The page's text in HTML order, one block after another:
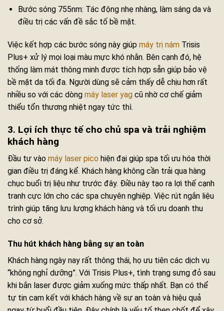
Bước sóng 755nm: Tác động nhẹ nhàng, làm sáng da và
điều trị các vấn đề sắc tố bề mặt.
Việc kết hợp các bước sóng này giúp máy trị nám Trisis
Plus+ xử lý mọi loại màu mực khó nhằn. Bên cạnh đó, hệ
thống làm mát thông minh được tích hợp sẵn giúp bảo vệ
bề mặt da tối đa. Người dùng sẽ cảm thấy dễ chịu hơn rất
nhiều so với các dòng máy laser yag cũ nhờ cơ chế giảm
thiểu tổn thương nhiệt ngay tức thì.
3. Lợi ích thực tế cho chủ spa và trải nghiệm
khách hàng
Đầu tư vào máy laser pico hiện đại giúp spa tối ưu hóa thời
gian điều trị đáng kể. Khách hàng không cần trải qua hàng
chục buổi trị liệu như trước đây. Điều này tạo ra lợi thế cạnh
tranh cực lớn cho các spa chuyên nghiệp. Việc rút ngắn liệu
trình giúp tăng lưu lượng khách hàng và tối ưu doanh thu
cho cơ sở.
Thu hút khách hàng bằng sự an toàn
Khách hàng ngày nay rất thông thái, họ ưu tiên các dịch vụ
“không nghỉ dưỡng”. Với Trisis Plus+, tình trạng sưng đỏ sau
khi bắn laser được giảm xuống mức thấp nhất. Bạn có thể
tự tin cam kết với khách hàng về sự an toàn và hiệu quả